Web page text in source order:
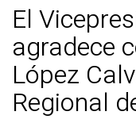
El
agradece
López
Regional